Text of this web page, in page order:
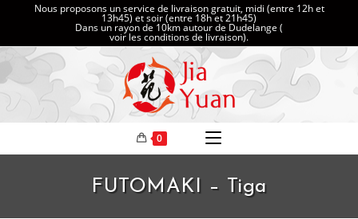
Nous proposons un service de livraison gratuit, midi (entre 12h et
13h45) et soir (entre 18h et 21h45)
Dans un rayon de 10km autour de Dudelange (
voir les conditions de livraison).
0
FUTOMAKI – Tiga